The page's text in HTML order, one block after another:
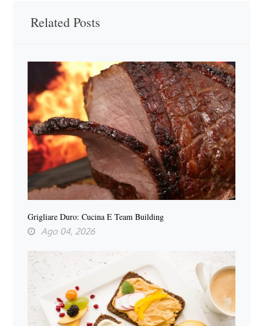
Related Posts
Grigliare Duro: Cucina E Team Building
Ago 04, 2026